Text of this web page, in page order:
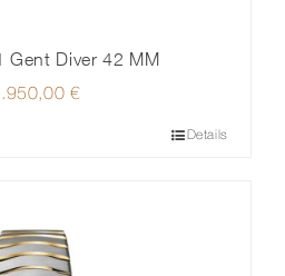
Gent Diver 42 MM
€
Details